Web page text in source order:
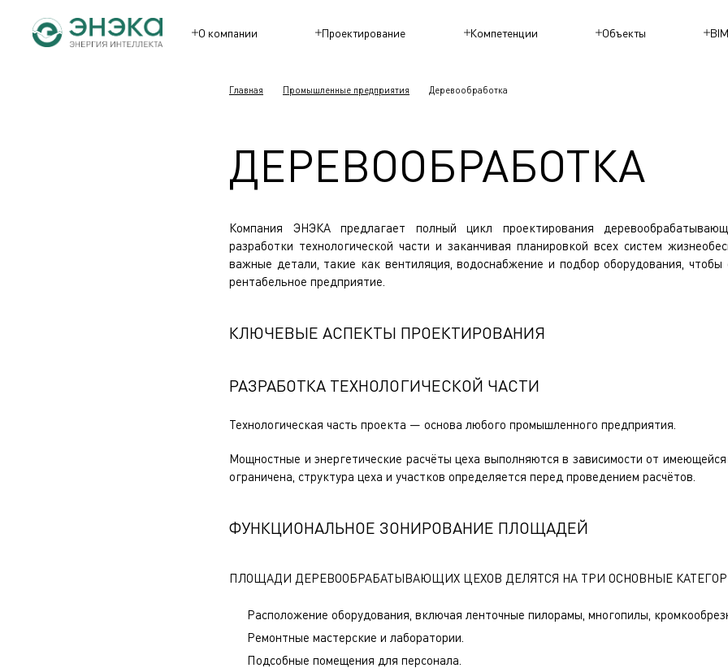
О компании Проектирование Компетенции Объекты BIM
Главная Промышленные предприятия Деревообработка
ДЕРЕВООБРАБОТКА
Компания ЭНЭКА предлагает полный цикл проектирования
разработки технологической части и заканчивая планировкой всех систем
важные детали, такие как вентиляция, водоснабжение и подбор оборудования,
рентабельное предприятие.
КЛЮЧЕВЫЕ АСПЕКТЫ ПРОЕКТИРОВАНИЯ
РАЗРАБОТКА ТЕХНОЛОГИЧЕСКОЙ ЧАСТИ
Технологическая часть проекта — основа любого промышленного предприятия.
Мощностные и энергетические расчёты цеха выполняются в зависимости от
ограничена, структура цеха и участков определяется перед проведением расчётов.
ФУНКЦИОНАЛЬНОЕ ЗОНИРОВАНИЕ ПЛОЩАДЕЙ
ПЛОЩАДИ ДЕРЕВООБРАБАТЫВАЮЩИХ ЦЕХОВ ДЕЛЯТСЯ НА ТРИ ОСНОВНЫЕ
Расположение оборудования, включая ленточные пилорамы, многопилы,
Ремонтные мастерские и лаборатории.
Подсобные помещения для персонала.